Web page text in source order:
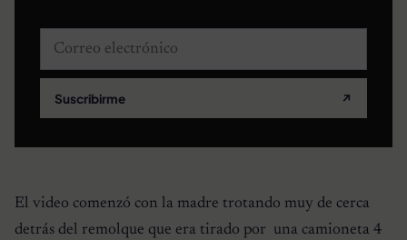
Correo electrónico
Suscribirme ↗
El video comenzó con la madre trotando muy de cerca
detrás del remolque que era tirado por una camioneta 4